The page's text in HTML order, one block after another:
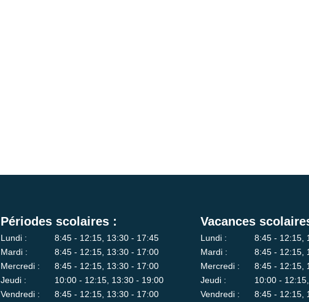
Périodes scolaires :
Lundi :
8:45 - 12:15, 13:30 - 17:45
Mardi :
8:45 - 12:15, 13:30 - 17:00
Mercredi :
8:45 - 12:15, 13:30 - 17:00
Jeudi :
10:00 - 12:15, 13:30 - 19:00
Vendredi :
8:45 - 12:15, 13:30 - 17:00
Vacances
Lundi :
8:45 - 12:15,
Mardi :
8:45 - 12:15,
Mercredi :
8:45 - 12:15,
Jeudi :
10:00 -
Vendredi :
8:45 - 12:15,